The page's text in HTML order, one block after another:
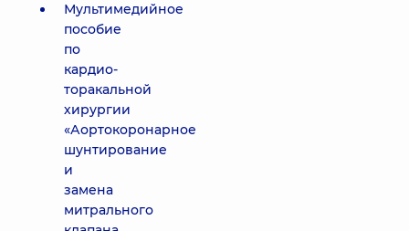
Мультимедийное
пособие
по
кардио-
торакальной
хирургии
«Аортокоронарное
шунтирование
и
замена
митрального